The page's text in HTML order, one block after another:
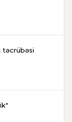
təcrübəsi